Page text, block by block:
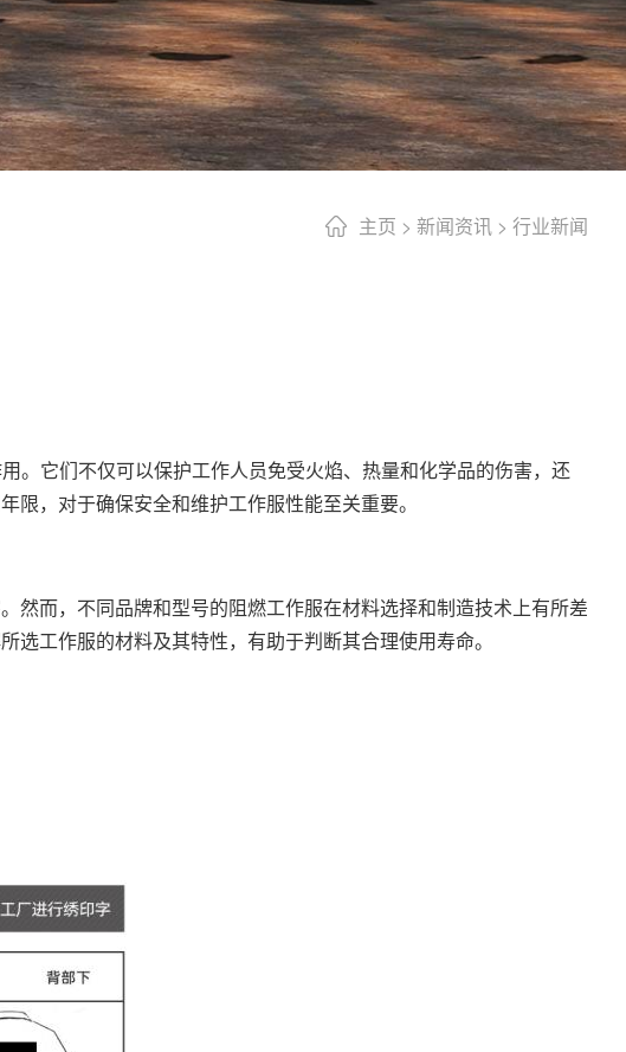
主页 > 新闻资讯 > 行业新闻
。它们不仅可以保护工作人员免受火焰、热量和化学品的伤害，还
限，对于确保安全和维护工作服性能至关重要。
然而，不同品牌和型号的阻燃工作服在材料选择和制造技术上有所差
工作服的材料及其特性，有助于判断其合理使用寿命。